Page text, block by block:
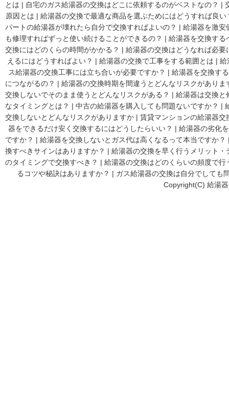
とは | 自宅のガス給湯器の交換はどこに依頼するのがベストなの？ |
原因とは | 給湯器の交換で最適な商品を選ぶためにはどうすれば良い
パートの給湯器が壊れたら自分で交換すればよいの？ | 給湯器を激安
も修理すればずっと使い続けることができるの？ | 給湯器を交換する
交換にはどのくらの時間がかかる？ | 給湯器の交換はどうなれば必要
えるにはどうすればよい？ | 給湯器の交換で工事をする範囲とは | 給
ス給湯器の交換工事には立ち合いが必要ですか？ | 給湯器を交換す
につながるの？ | 給湯器の交換時期を間違うとどんなリスクがありま
交換しないでそのまま使うとどんなリスクがある？ | 給湯器は交換と
なタイミングとは？ | 中古の給湯器を購入しても問題ないですか？ |
交換しないとどんなリスクがありますか | 賃貸マンションの給湯器
器をできるだけ安く交換するにはどうしたらいい？ | 給湯器の劣化
ですか？ | 給湯器を交換しないとガス代は高くなるって本当ですか？
換すべきサインはありますか？ | 給湯器の交換を早く行うメリット・
のタイミングで交換すべき？ | 給湯器の交換はどのくらいの頻度で行
るコツや秘訣はありますか？ | ガス給湯器の交換は自分でしても
Copyright(C) 給湯